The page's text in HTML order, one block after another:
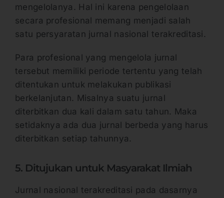
mengelolanya. Hal ini karena pengelolaan
secara profesional memang menjadi salah
satu persyaratan jurnal nasional terakreditasi.
Para profesional yang mengelola jurnal
tersebut memiliki periode tertentu yang telah
ditentukan untuk melakukan publikasi
berkelanjutan. Misalnya suatu jurnal
diterbitkan dua kali dalam satu tahun. Maka
setidaknya ada dua jurnal berbeda yang harus
diterbitkan setiap tahunnya.
5. Ditujukan untuk Masyarakat Ilmiah
Jurnal nasional terakreditasi pada dasarnya